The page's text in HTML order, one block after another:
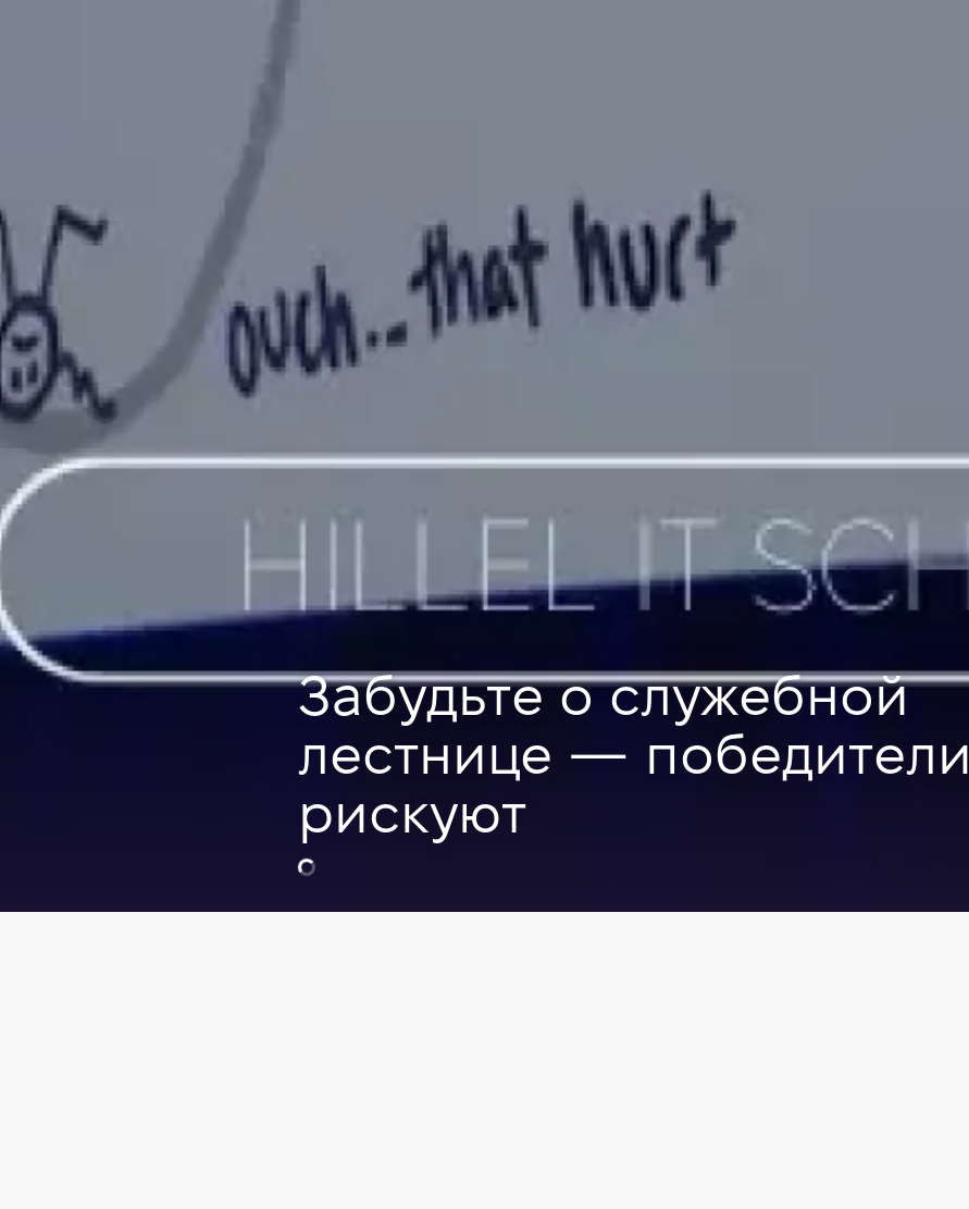
Забудьте о служебной
лестнице — победители
рискуют